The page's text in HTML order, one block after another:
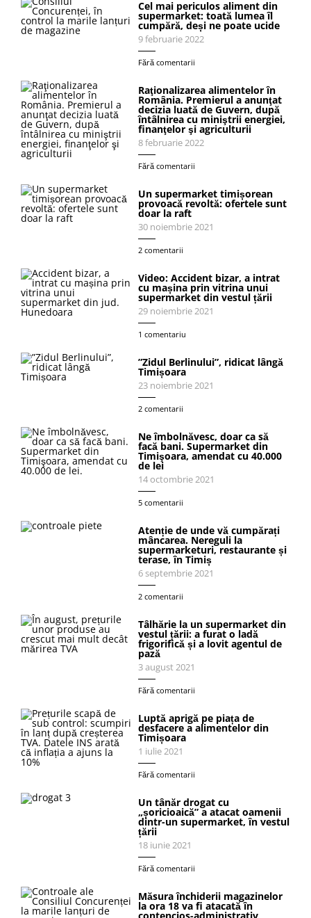
Cel mai periculos aliment din
supermarket: toată lumea îl
cumpără, deși ne poate ucide
9 februarie 2022
Fără comentarii
Raţionalizarea alimentelor în
România. Premierul a anunţat
decizia luată de Guvern, după
întâlnirea cu miniştrii energiei,
finanţelor şi agriculturii
8 februarie 2022
Fără comentarii
Un supermarket timișorean
provoacă revoltă: ofertele sunt
doar la raft
30 noiembrie 2021
2 comentarii
Video: Accident bizar, a intrat
cu mașina prin vitrina unui
supermarket din vestul țării
29 noiembrie 2021
1 comentariu
”Zidul Berlinului”, ridicat lângă
Timișoara
23 noiembrie 2021
2 comentarii
Ne îmbolnăvesc, doar ca să
facă bani. Supermarket din
Timişoara, amendat cu 40.000
de lei
14 octombrie 2021
5 comentarii
Atenție de unde vă cumpărați
mâncarea. Nereguli la
supermarketuri, restaurante și
terase, în Timiș
6 septembrie 2021
2 comentarii
Tâlhărie la un supermarket din
vestul țării: a furat o ladă
frigorifică și a lovit agentul de
pază
3 august 2021
Fără comentarii
Luptă aprigă pe piața de
desfacere a alimentelor din
Timișoara
1 iulie 2021
Fără comentarii
Un tânăr drogat cu
„șoricioaică” a atacat oamenii
dintr-un supermarket, în vestul
țării
18 iunie 2021
Fără comentarii
Măsura închiderii magazinelor
la ora 18 va fi atacată în